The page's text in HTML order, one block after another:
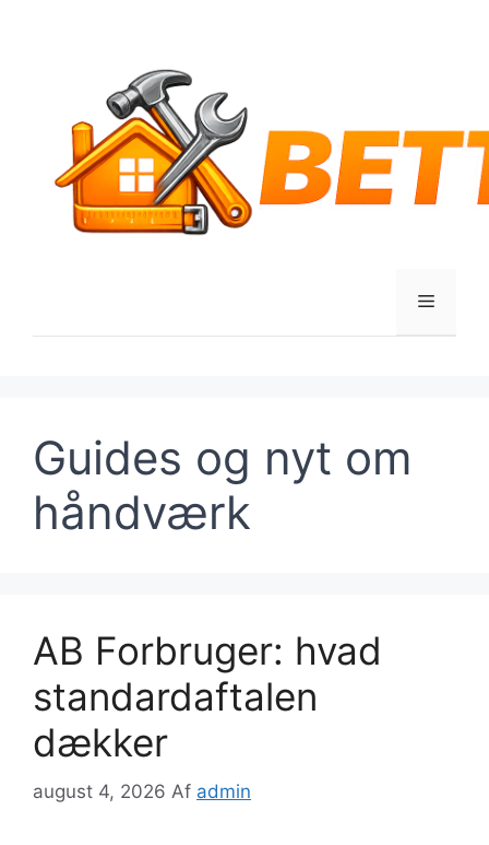
Menu
Guides og nyt om
håndværk
AB Forbruger: hvad
standardaftalen
dækker
august 4, 2026 Af admin